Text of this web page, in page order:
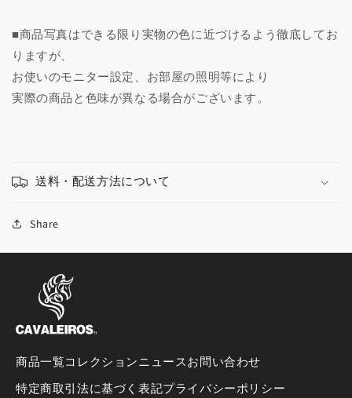
■商品写真はできる限り実物の色に近づけるよう徹底してお
りますが、
お使いのモニター設定、お部屋の照明等により
実際の商品と色味が異なる場合がございます。
送料・配送方法について
Share
商品一覧コレクションニュースお問い合わせ
特定商取引法に基づく表記プライバシーポリシー